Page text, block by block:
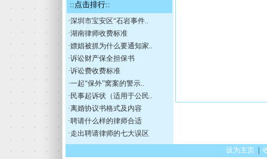
::点击排行::
·深圳市宝安区“石岩事件..
·湖南律师收费标准
·嫖娼被抓为什么要通知家..
·诉讼财产保全担保书
·诉讼费收费标准
·一起“保外”窝案的警示..
· 民事起诉状（适用于公民..
·离婚协议书格式及内容
·聘请什么样的律师合适
·走出聘请律师的七大误区
设为主页